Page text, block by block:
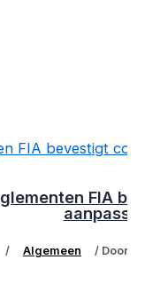
FIA
/ Algemeen / Door